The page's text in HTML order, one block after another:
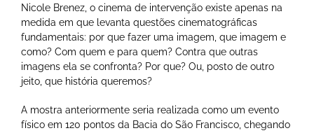
Nicole Brenez, o cinema de intervenção existe apenas na
medida em que levanta questões cinematográficas
fundamentais: por que fazer uma imagem, que imagem e
como? Com quem e para quem? Contra que outras
imagens ela se confronta? Por que? Ou, posto de outro
jeito, que história queremos?
A mostra anteriormente seria realizada como um evento
físico em 120 pontos da Bacia do São Francisco, chegando